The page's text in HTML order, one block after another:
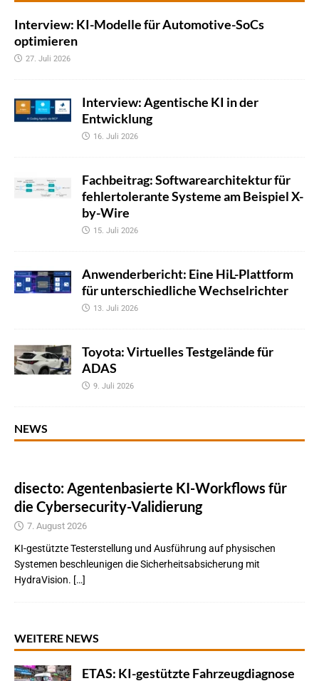
Interview: KI-Modelle für Automotive-SoCs
optimieren
27. Juli 2026
Interview: Agentische KI in der
Entwicklung
16. Juli 2026
Fachbeitrag: Softwarearchitektur für
fehlertolerante Systeme am Beispiel X-
by-Wire
15. Juli 2026
Anwenderbericht: Eine HiL-Plattform
für unterschiedliche Wechselrichter
13. Juli 2026
Toyota: Virtuelles Testgelände für
ADAS
9. Juli 2026
NEWS
disecto: Agentenbasierte KI-Workflows für
die Cybersecurity-Validierung
7. August 2026
KI-gestützte Testerstellung und Ausführung auf physischen
Systemen beschleunigen die Sicherheitsabsicherung mit
HydraVision. […]
WEITERE NEWS
ETAS: KI-gestützte Fahrzeugdiagnose